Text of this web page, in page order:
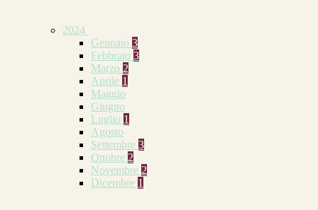
2024
Gennaio 3
Febbraio 3
Marzo 2
Aprile 1
Maggio
Giugno
Luglio 1
Agosto
Settembre 3
Ottobre 2
Novembre 2
Dicembre 1